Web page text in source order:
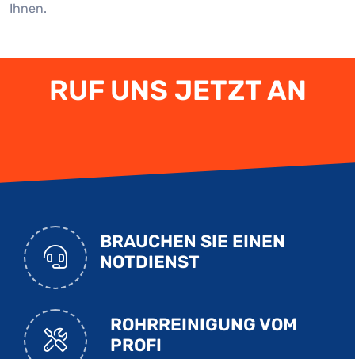
Ihnen.
RUF UNS JETZT AN
BRAUCHEN SIE EINEN
NOTDIENST
ROHRREINIGUNG VOM
PROFI